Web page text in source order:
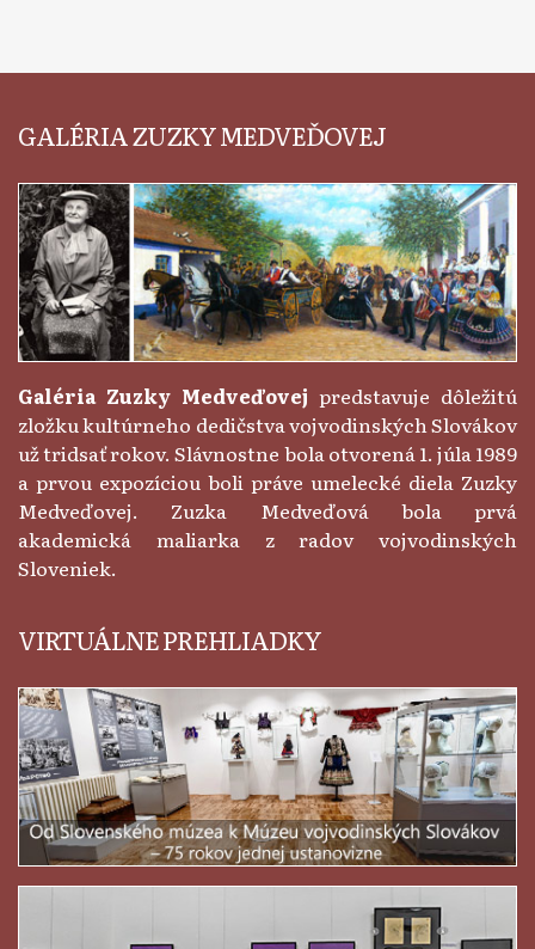
GALÉRIA ZUZKY MEDVEĎOVEJ
Galéria Zuzky Medveďovej predstavuje dôležitú
zložku kultúrneho dedičstva vojvodinských Slovákov
už tridsať rokov. Slávnostne bola otvorená 1. júla 1989
a prvou expozíciou boli práve umelecké diela Zuzky
Medveďovej. Zuzka Medveďová bola prvá
akademická maliarka z radov vojvodinských
Sloveniek.
VIRTUÁLNE PREHLIADKY